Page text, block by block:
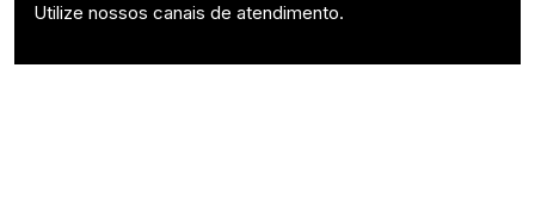
Utilize nossos canais de atendimento.